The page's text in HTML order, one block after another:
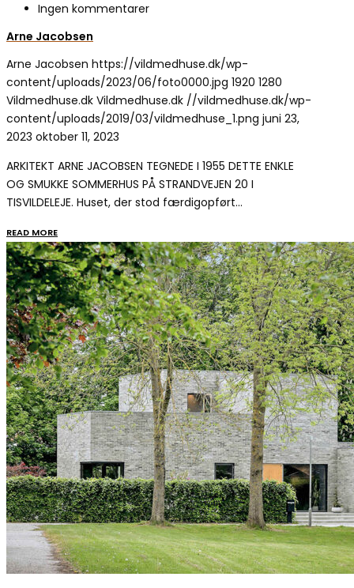
Ingen kommentarer
Arne Jacobsen
Arne Jacobsen https://vildmedhuse.dk/wp-
content/uploads/2023/06/foto0000.jpg 1920 1280
Vildmedhuse.dk Vildmedhuse.dk //vildmedhuse.dk/wp-
content/uploads/2019/03/vildmedhuse_1.png juni 23,
2023 oktober 11, 2023
ARKITEKT ARNE JACOBSEN TEGNEDE I 1955 DETTE ENKLE
OG SMUKKE SOMMERHUS PÅ STRANDVEJEN 20 I
TISVILDELEJE. Huset, der stod færdigopført…
READ MORE